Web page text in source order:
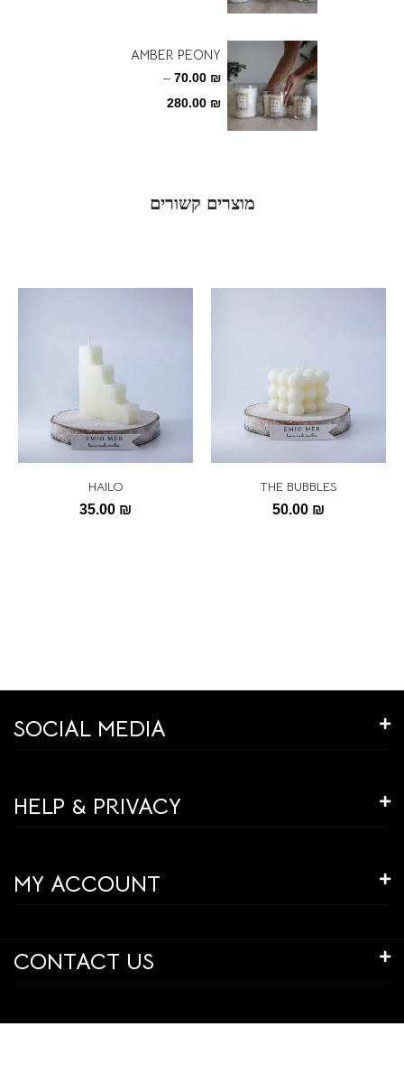
AMBER PEONY
1872
70.00 ₪
–
280.00 ₪
מוצרים קשורים
THE BUBBLES
50.00
HAILO
35.00
SOCIAL MEDIA
HELP & PRIVACY
MY ACCOUNT
CONTACT US